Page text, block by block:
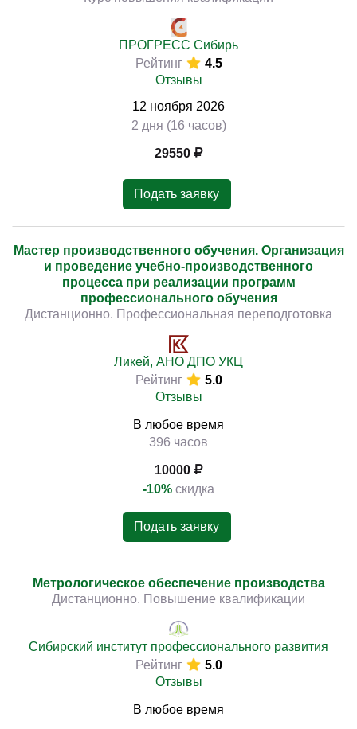
ПРОГРЕСС Сибирь
Рейтинг
4.5
Отзывы
12 ноября 2026
2 дня (16 часов)
29550
Подать заявку
Мастер производственного обучения. Организация
и проведение учебно-производственного
процесса при реализации программ
профессионального обучения
Дистанционно. Профессиональная переподготовка
Ликей, АНО ДПО УКЦ
Рейтинг
5.0
Отзывы
В любое время
396 часов
10000
-10% скидка
Подать заявку
Метрологическое обеспечение производства
Дистанционно. Повышение квалификации
Сибирский институт профессионального развития
Рейтинг
5.0
Отзывы
В любое время